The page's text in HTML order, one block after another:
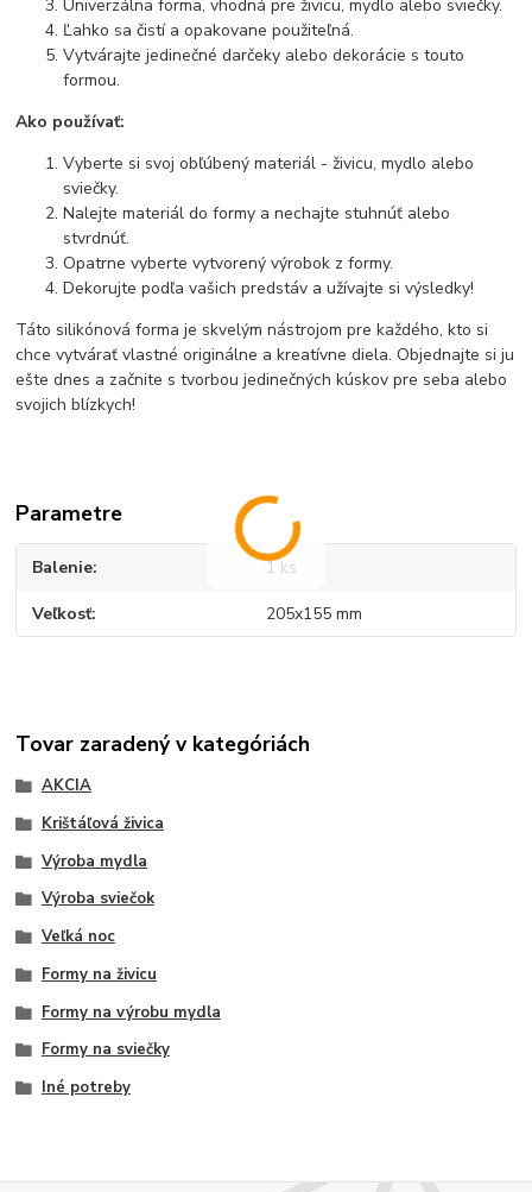
Univerzálna forma, vhodná pre živicu, mydlo alebo sviečky.
Ľahko sa čistí a opakovane použiteľná.
Vytvárajte jedinečné darčeky alebo dekorácie s touto
formou.
Ako používať:
Vyberte si svoj obľúbený materiál - živicu, mydlo alebo
sviečky.
Nalejte materiál do formy a nechajte stuhnúť alebo
stvrdnúť.
Opatrne vyberte vytvorený výrobok z formy.
Dekorujte podľa vašich predstáv a užívajte si výsledky!
Táto silikónová forma je skvelým nástrojom pre každého, kto si
chce vytvárať vlastné originálne a kreatívne diela. Objednajte si ju
ešte dnes a začnite s tvorbou jedinečných kúskov pre seba alebo
svojich blízkych!
Parametre
Balenie 1 ks
Veľkosť 205x155 mm
Tovar zaradený v kategóriách
AKCIA
Krištáľová živica
Výroba mydla
Výroba sviečok
Veľká noc
Formy na živicu
Formy na výrobu mydla
Formy na sviečky
Iné potreby